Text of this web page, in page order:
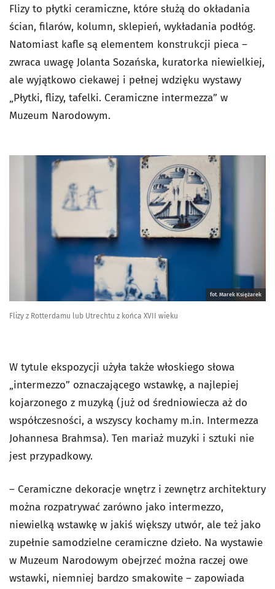
Flizy to płytki ceramiczne, które służą do okładania
ścian, filarów, kolumn, sklepień, wykładania podłóg.
Natomiast kafle są elementem konstrukcji pieca –
zwraca uwagę Jolanta Sozańska, kuratorka niewielkiej,
ale wyjątkowo ciekawej i pełnej wdzięku wystawy
„Płytki, flizy, tafelki. Ceramiczne intermezza” w
Muzeum Narodowym.
fot. Marek Księżarek
Flizy z Rotterdamu lub Utrechtu z końca XVII wieku
W tytule ekspozycji użyła także włoskiego słowa
„intermezzo” oznaczającego wstawkę, a najlepiej
kojarzonego z muzyką (już od średniowiecza aż do
współczesności, a wszyscy kochamy m.in. Intermezza
Johannesa Brahmsa). Ten mariaż muzyki i sztuki nie
jest przypadkowy.
– Ceramiczne dekoracje wnętrz i zewnętrz architektury
można rozpatrywać zarówno jako intermezzo,
niewielką wstawkę w jakiś większy utwór, ale też jako
zupełnie samodzielne ceramiczne dzieło. Na wystawie
w Muzeum Narodowym obejrzeć można raczej owe
wstawki, niemniej bardzo smakowite – zapowiada